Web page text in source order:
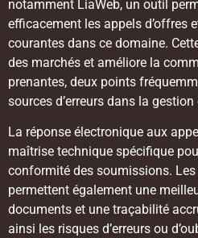
notamment LiaWeb, un outil
efficacement les appels d’offres
courantes dans ce domaine.
des marchés et améliore la
prenantes, deux points
sources d’erreurs dans la
La réponse électronique aux
maîtrise technique spécifique
conformité des soumissions.
permettent également une
documents et une traçabilité
ainsi les risques d’erreurs ou